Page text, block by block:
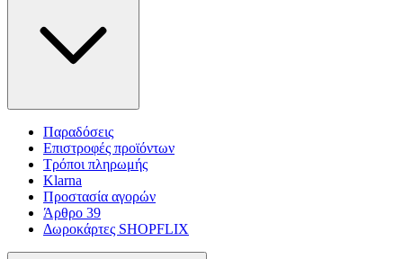
Παραδόσεις
Επιστροφές προϊόντων
Τρόποι πληρωμής
Klarna
Προστασία αγορών
Άρθρο 39
Δωροκάρτες SHOPFLIX